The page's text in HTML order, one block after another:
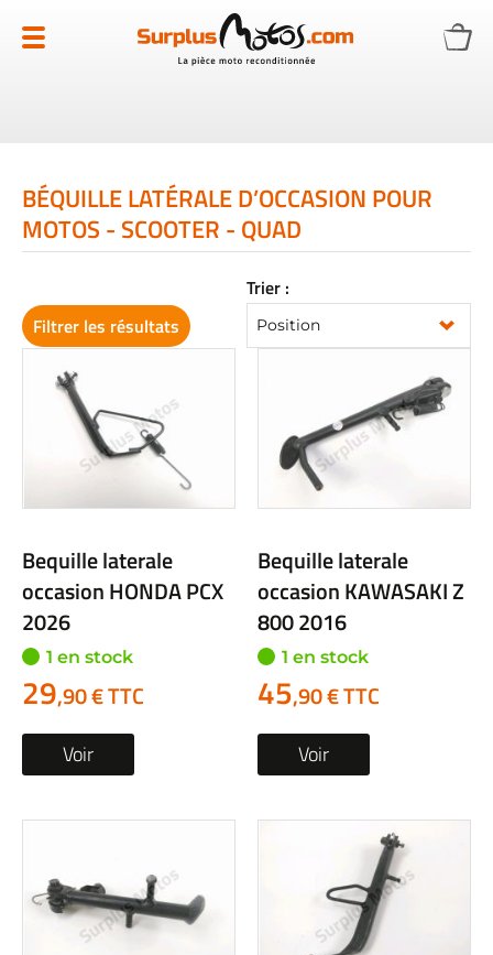
au
contenu
BÉQUILLE LATÉRALE D’OCCASION POUR
MOTOS - SCOOTER - QUAD
Trier :
Bequille laterale
occasion HONDA PCX
2026
1 en stock
29,90 € TTC
Voir
Bequille laterale
occasion KAWASAKI Z
800 2016
1 en stock
45,90 € TTC
Voir
Filtrer les résultats